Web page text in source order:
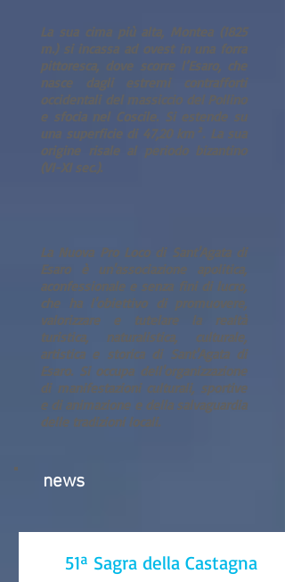
La sua cima più alta, Montea (1825
m.) si incassa ad ovest in una forra
pittoresca, dove scorre l’Esaro, che
nasce dagli estremi contrafforti
occidentali del massiccio del Pollino
e sfocia nel Coscile. Si estende su
una superficie di 47,20 km². La sua
origine risale al periodo bizantino
(VI-XI sec.).
La Nuova Pro Loco di Sant'Agata di
Esaro è un'associazione apolitica,
aconfessionale e senza fini di lucro,
che ha l'obiettivo di promuovere,
valorizzare e tutelare la realtà
turistica, naturalistica, culturale,
artistica e storica di Sant'Agata di
Esaro. Si occupa dell'organizzazione
di manifestazioni culturali, sportive
e di animazione e della salvaguardia
delle tradizioni locali.
news
51ª Sagra della Castagna